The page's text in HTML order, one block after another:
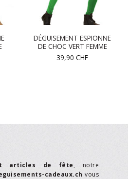
DÉGUISEMENT ESPIONNE
DE CHOC VERT FEMME
39,90 CHF
articles de fête, notre
cadeaux.ch vous